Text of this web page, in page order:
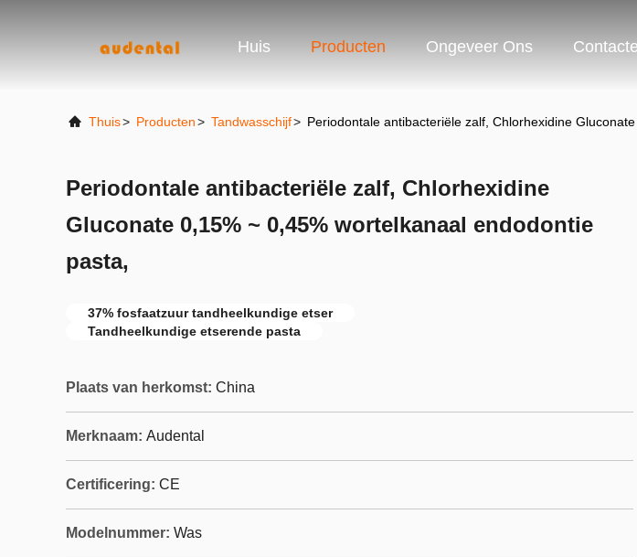
Huis Producten Ongeveer Ons
Thuis> Producten> Tandwasschijf> Periodontale antibacteriële zalf, Chlorhexidine
Periodontale antibacteriële zalf, Chlorhexidine
Gluconate 0,15% ~ 0,45% wortelkanaal endodontie
pasta,
37% fosfaatzuur tandheelkundige etser
Tandheelkundige etserende pasta
Plaats van herkomst: China
Merknaam: Audental
Certificering: CE
Modelnummer: Was